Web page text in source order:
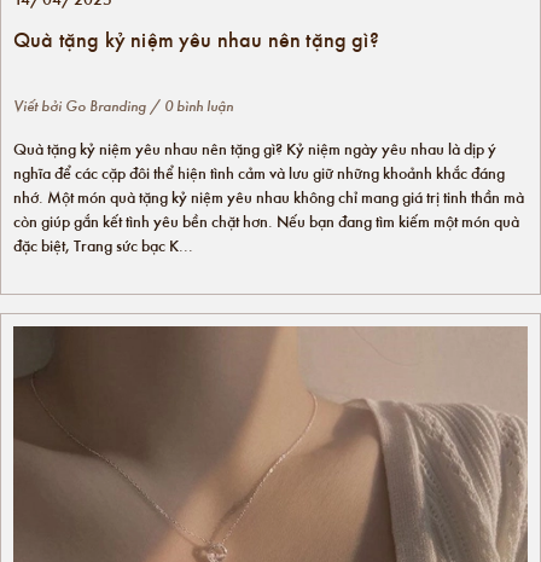
Quà tặng kỷ niệm yêu nhau nên tặng gì?
Viết bởi Go Branding / 0 bình luận
Quà tặng kỷ niệm yêu nhau nên tặng gì? Kỷ niệm ngày yêu nhau là dịp ý
nghĩa để các cặp đôi thể hiện tình cảm và lưu giữ những khoảnh khắc đáng
nhớ. Một món quà tặng kỷ niệm yêu nhau không chỉ mang giá trị tinh thần mà
còn giúp gắn kết tình yêu bền chặt hơn. Nếu bạn đang tìm kiếm một món quà
đặc biệt, Trang sức bạc K...